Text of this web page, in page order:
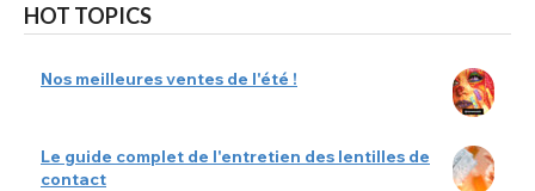
HOT TOPICS
Nos meilleures ventes de l'été !
Le guide complet de l'entretien des lentilles de
contact